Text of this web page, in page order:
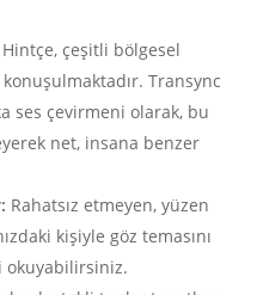
Hintçe, çeşitli bölgesel
Transync
ses çevirmeni olarak, bu
net, insana benzer
Rahatsız etmeyen, yüzen
kişiyle göz temasını
okuyabilirsiniz.